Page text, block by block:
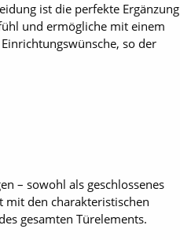
ist die perfekte Ergänzung
und ermögliche mit einem
so der
– sowohl als geschlossenes
mit den charakteristischen
gesamten Türelements.